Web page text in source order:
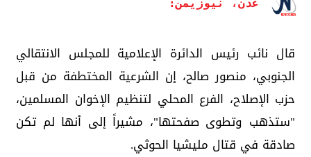
عدن، نيوزيمن:
قال نائب رئيس الدائرة الإعلامية للمجلس الانتقالي
الجنوبي، منصور صالح، إن الشرعية المختطفة من قبل
حزب الإصلاح، الفرع المحلي لتنظيم الإخوان المسلمين،
"ستذهب وتطوى صفحتها"، مشيراً إلى أنها لم تكن
صادقة في قتال مليشيا الحوثي.